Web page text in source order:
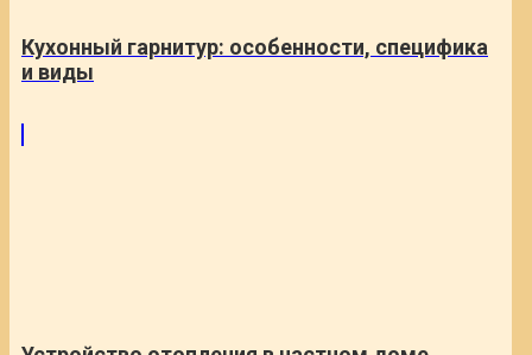
Кухонный гарнитур: особенности, специфика
и виды